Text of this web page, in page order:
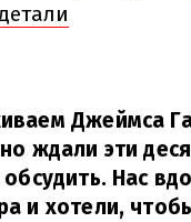
Джеймса
ждали эти
Нас
и хотели,